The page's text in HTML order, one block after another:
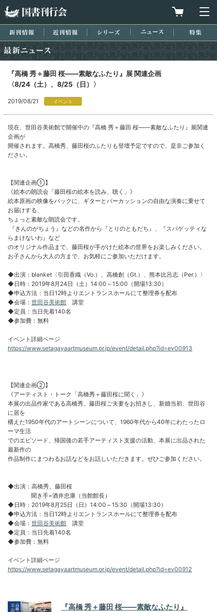
買物カゴを
新刊情報 近刊情報 シリーズ ニュース
『高橋 秀＋藤田 桜――素敵なふたり』展 関連企画
〈8/24（土）、8/25（日）〉
2019/08/21 イベント
現在、世田谷美術館で開催中の『高橋 秀＋藤田 桜――素敵なふたり』展関連
企画が
開催されます。高橋秀、藤田桜のふたりも登壇予定ですので、是非ご参加く
ださい。
【関連企画①】
《絵本の朗読会「藤田桜の絵本を読み、聴く」》
絵本原画の映像をバックに、ギターとパーカッションの自由な演奏に乗せて
お届けする、
ちょっと素敵な朗読会です。
『きんのがちょう』などの名作から『とりのともだち』、『スパゲッティな
らまけないわ』など
のオリジナル作品まで、藤田桜が手がけた絵本の世界をお楽しみください。
お子さんから大人の方まで、お気軽にご参加いただけます。
◆出演：blanket〈引田香織（Vo.）、高橋創（Gt.）、熊本比呂志（Per.）〉
◆日時：2019年8月24日（土）14:00～15:00（開場13:30）
◆申込方法：当日12時よりエントランスホールにて整理券を配布
◆会場： 世田谷美術館 講堂
◆定員：当日先着140名
◆参加費：無料
イベント詳細ページ
https://www.setagayaartmuseum.or.jp/event/detail.php?id=ev00913
【関連企画②】
《アーティスト・トーク「高橋秀＋藤田桜に聞く」》
本展の出品作家である高橋秀、藤田桜ご夫妻をお招きし、新婚当初、世田谷
に居を
構えた1950年代のアートシーンについて、1960年代から40年にわたったロ
ーマ生活
でのエピソード、帰国後の若手アーティスト支援の活動、本展に出品された
最新作の
作品制作にまつわるお話などをお話しいただきます。ぜひご参加ください。
◆出演：高橋秀、藤田桜
聞き手=酒井忠康（当館館長）
◆日時：2019年8月25日（日）14:00～15:30（開場13:30）
◆申込方法：当日12時よりエントランスホールにて整理券を配布
◆会場： 世田谷美術館 講堂
◆定員：当日先着140名
◆参加費：無料
イベント詳細ページ
https://www.setagayaartmuseum.or.jp/event/detail.php?id=ev00912
『高橋 秀＋藤田 桜――素敵なふたり』